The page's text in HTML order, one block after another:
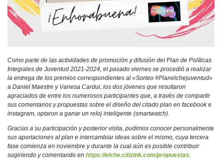
Como parte de las actividades de promoción y difusión del Plan de Políticas
Integrales de Juventud 2021-2024, el pasado viernes se procedió a realizar
la entrega de los premios correspondientes al «Sorteo #Planelchejuventud»
a Daniel Maestre y Vanesa Cardui, los dos jóvenes que resultaron
agraciados de entre los numerosos participantes que, a través de compartir
sus comentarios y propuestas sobre el diseño del citado plan en facebook e
instagram, optaron a ganar un reloj inteligente (smartwatch).
Gracias a su participación y posterior visita, pudimos conocer personalmente
sus aportaciones al plan e intercambiar ideas sobre el mismo, cuya tercera
fase comienza en noviembre y durante la cual aún es posible contribuir
sugiriendo y comentando en https://elche.citizink.com/propuestas